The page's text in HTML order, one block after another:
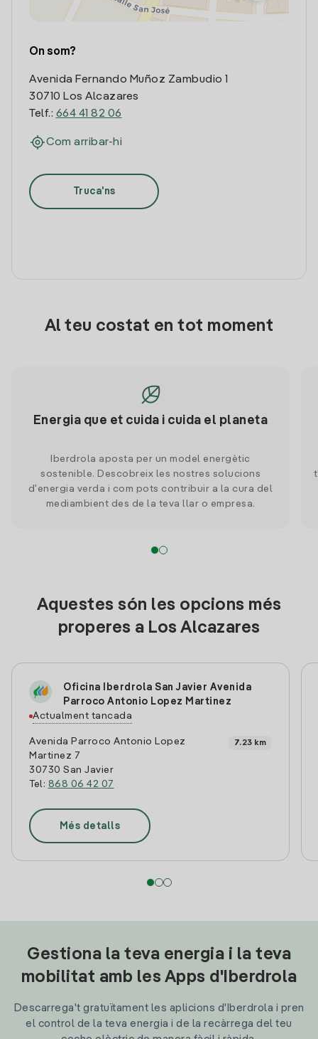
On som?
Avenida Fernando Muñoz Zambudio 1
30710 Los Alcazares
Telf.: 664 41 82 06
Com arribar-hi
Truca'ns
Al teu costat en tot moment
Energia que et cuida i cuida el planeta
Iberdrola aposta per un model energètic
sostenible. Descobreix les nostres solucions
d'energia verda i com pots contribuir a la cura del
mediambient des de la teva llar o empresa.
Aquestes són les opcions més
properes a Los Alcazares
Oficina Iberdrola San Javier Avenida
Parroco Antonio Lopez Martinez
Actualment tancada
Avenida Parroco Antonio Lopez
Martinez 7
30730 San Javier
Tel: 868 06 42 07
7.23 km
Més detalls
Gestiona la teva energia i la teva
mobilitat amb les Apps d'Iberdrola
Descarrega't gratuïtament les aplicions d'Iberdrola i pren
el control de la teva energia i de la recàrrega del teu